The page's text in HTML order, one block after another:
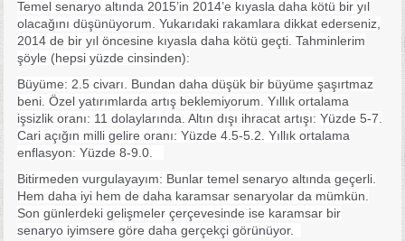
Temel senaryo altında 2015’in 2014’e kıyasla daha kötü bir yıl
olacağını düşünüyorum. Yukarıdaki rakamlara dikkat ederseniz,
2014 de bir yıl öncesine kıyasla daha kötü geçti. Tahminlerim
şöyle (hepsi yüzde cinsinden):
Büyüme: 2.5 civarı. Bundan daha düşük bir büyüme şaşırtmaz
beni. Özel yatırımlarda artış beklemiyorum. Yıllık ortalama
işsizlik oranı: 11 dolaylarında. Altın dışı ihracat artışı: Yüzde 5-7.
Cari açığın milli gelire oranı: Yüzde 4.5-5.2. Yıllık ortalama
enflasyon: Yüzde 8-9.0.
Bitirmeden vurgulayayım: Bunlar temel senaryo altında geçerli.
Hem daha iyi hem de daha karamsar senaryolar da mümkün.
Son günlerdeki gelişmeler çerçevesinde ise karamsar bir
senaryo iyimsere göre daha gerçekçi görünüyor.